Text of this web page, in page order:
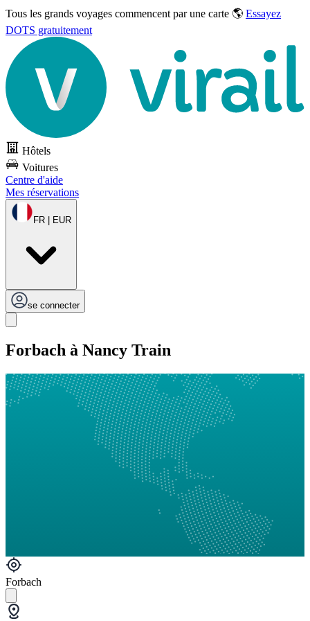
Tous les grands voyages commencent par une carte 🌎 Essayez
DOTS gratuitement
Hôtels
Voitures
Centre d'aide
Mes réservations
FR | EUR
se connecter
Forbach à Nancy Train
Forbach